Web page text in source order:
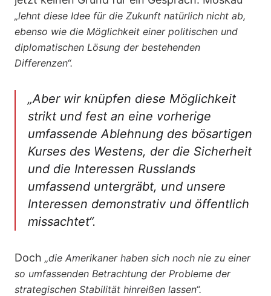
„lehnt diese Idee für die Zukunft natürlich nicht ab,
ebenso wie die Möglichkeit einer politischen und
diplomatischen Lösung der bestehenden
Differenzen“.
„Aber wir knüpfen diese Möglichkeit
strikt und fest an eine vorherige
umfassende Ablehnung des bösartigen
Kurses des Westens, der die Sicherheit
und die Interessen Russlands
umfassend untergräbt, und unsere
Interessen demonstrativ und öffentlich
missachtet“.
Doch „die Amerikaner haben sich noch nie zu einer
so umfassenden Betrachtung der Probleme der
strategischen Stabilität hinreißen lassen“.